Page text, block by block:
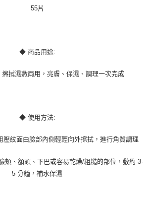
55片
◆ 商品用途:
拭濕敷兩用，亮膚、保濕、調理一次完成
◆ 使用方法:
壓紋面由臉部內側輕輕向外擦拭，進行角質調理
頰、額頭、下巴或容易乾燥/粗糙的部位，敷約 3-
5 分鐘，補水保濕